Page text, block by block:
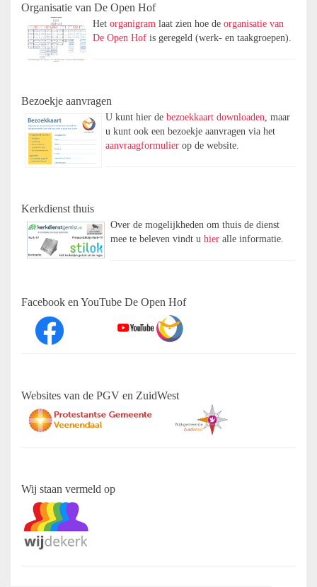
Organisatie van De Open Hof
Het organigram laat zien hoe de organisatie van
De Open Hof is geregeld (werk- en taakgroepen).
Bezoekje aanvragen
U kunt hier de bezoekkaart downloaden, maar
u kunt ook een bezoekje aanvragen via het
aanvraagformulier op de website.
Kerkdienst thuis
Over de mogelijkheden om thuis de dienst
mee te beleven vindt u hier alle informatie.
Facebook en YouTube De Open Hof
Websites van de PGV en ZuidWest
Wij staan vermeld op